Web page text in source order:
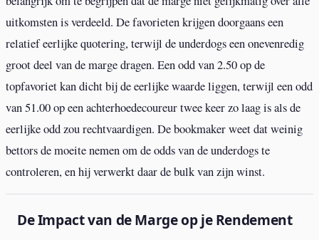
uitkomsten is verdeeld. De favorieten krijgen doorgaans een
relatief eerlijke quotering, terwijl de underdogs een onevenredig
groot deel van de marge dragen. Een odd van 2.50 op de
topfavoriet kan dicht bij de eerlijke waarde liggen, terwijl een odd
van 51.00 op een achterhoedecoureur twee keer zo laag is als de
eerlijke odd zou rechtvaardigen. De bookmaker weet dat weinig
bettors de moeite nemen om de odds van de underdogs te
controleren, en hij verwerkt daar de bulk van zijn winst.
De Impact van de Marge op je Rendement